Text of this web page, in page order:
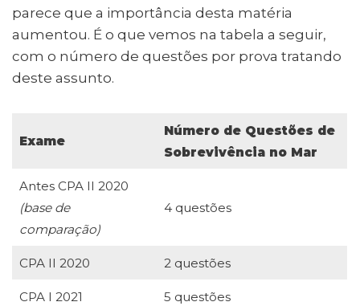
parece que a importância desta matéria
aumentou. É o que vemos na tabela a seguir,
com o número de questões por prova tratando
deste assunto.
Exame
Número de Questões de
Sobrevivência no Mar
Antes CPA II 2020
(base de
comparação)
4 questões
CPA II 2020 2 questões
CPA I 2021 5 questões